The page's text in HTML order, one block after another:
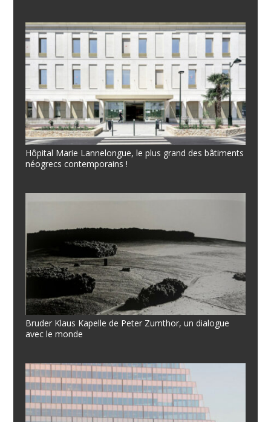
Hôpital Marie Lannelongue, le plus grand des bâtiments
néogrecs contemporains !
Bruder Klaus Kapelle de Peter Zumthor, un dialogue
avec le monde